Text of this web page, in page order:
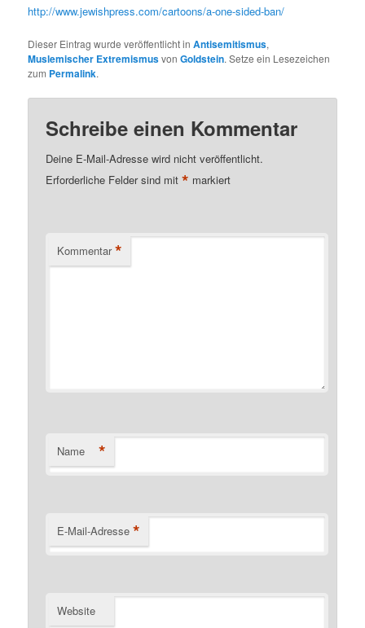
http://www.jewishpress.com/cartoons/a-one-sided-ban/
Dieser Eintrag wurde veröffentlicht inAntisemitismus,
Muslemischer ExtremismusvonGoldstein. Setze ein Lesezeichen
zum Permalink.
Schreibe einen Kommentar
Deine E-Mail-Adresse wird nicht veröffentlicht.
Erforderliche Felder sind mit* markiert
Kommentar *
Name *
E-Mail-Adresse *
Website